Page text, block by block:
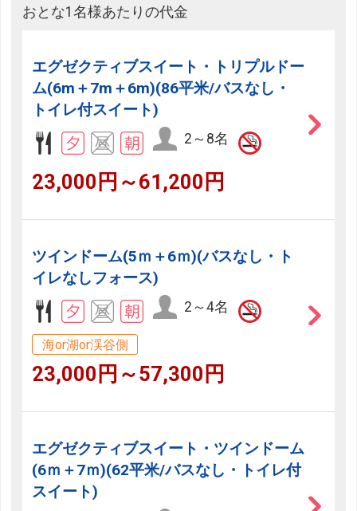
おとな1名様あたりの代金
エグゼクティブスイート・トリプルドー
ム(6m＋7m＋6m)(86平米/バスなし・
トイレ付スイート)
2～8名
23,000円～61,200円
ツインドーム(5ｍ＋6ｍ)(バスなし・ト
イレなしフォース)
2～4名
海or湖or渓谷側
23,000円～57,300円
エグゼクティブスイート・ツインドーム
(6ｍ＋7ｍ)(62平米/バスなし・トイレ付
スイート)